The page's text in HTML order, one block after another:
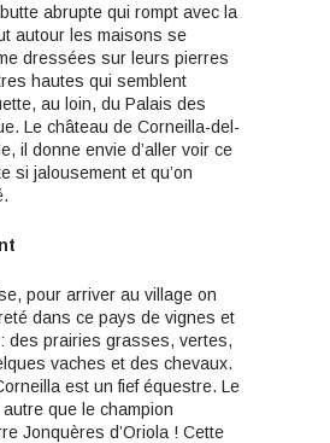
abrupte qui rompt avec la
autour les maisons se
dressées sur leurs pierres
hautes qui semblent
au loin, du Palais des
Le château de Corneilla-del-
il donne envie d’aller voir ce
si jalousement et qu’on
pour arriver au village on
dans ce pays de vignes et
des prairies grasses, vertes,
vaches et des chevaux.
est un fief équestre. Le
autre que le champion
Jonquères d’Oriola ! Cette